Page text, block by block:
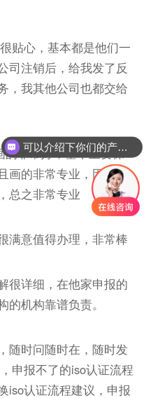
贴心，基本都是他们一
司注销后，给我发了反
，我其他公司也都交给
的非常好，基本上要保
画的非常专业，因为涉
总之非常专业
满意值得办理，非常棒
很详细，在他家申报的
机构靠谱负责。
随时问随时在，随时发
申报不了的iso认证流程
iso认证流程建议，申报
可以介绍下你们的产品么？